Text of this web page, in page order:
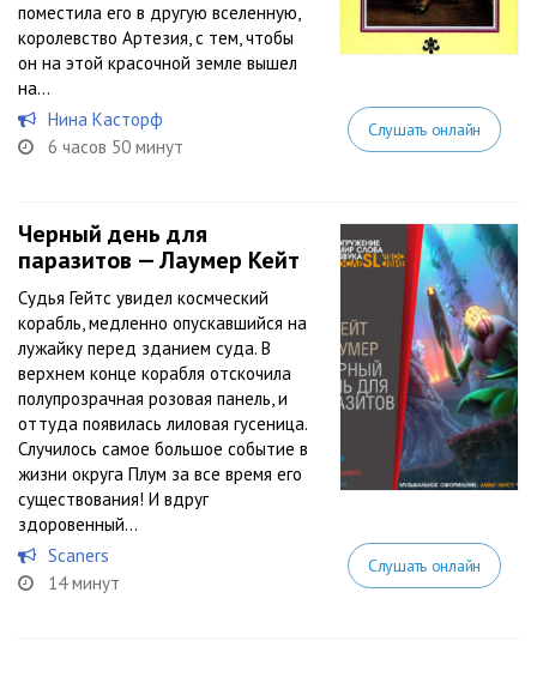
поместила его в другую вселенную,
королевство Артезия, с тем, чтобы
он на этой красочной земле вышел
на...
Нина Касторф
6 часов 50 минут
Слушать онлайн
Черный день для
паразитов — Лаумер Кейт
Судья Гейтс увидел космческий
корабль, медленно опускавшийся на
лужайку перед зданием суда. В
верхнем конце корабля отскочила
полупрозрачная розовая панель, и
оттуда появилась лиловая гусеница.
Случилось самое большое событие в
жизни округа Плум за все время его
существования! И вдруг
здоровенный...
Scaners
14 минут
Слушать онлайн